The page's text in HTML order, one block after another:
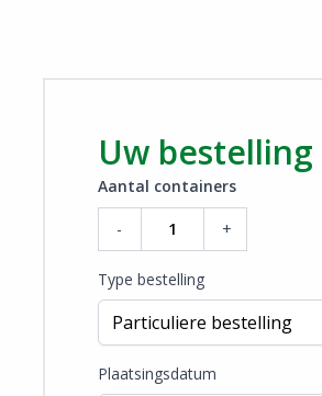
Uw bestelling
Aantal containers
- +
Type bestelling
Plaatsingsdatum